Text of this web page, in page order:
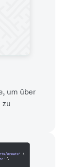
um über
zu